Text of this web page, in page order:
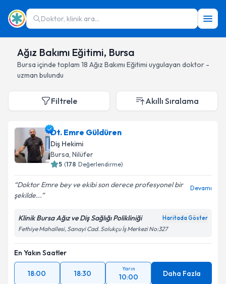
Doktor, klinik ara...
Ağız Bakımı Eğitimi, Bursa
Bursa içinde toplam 18 Ağız Bakımı Eğitimi uygulayan doktor -
uzman bulundu
Filtrele Akıllı Sıralama
Dt. Emre Güldüren
Diş Hekimi
Bursa, Nilüfer
5 (178 Değerlendirme)
Doktor Emre bey ve ekibi son derece profesyonel bir
şekilde...
Devamı
Klinik Bursa Ağız ve Diş Sağlığı Polikliniği Haritada Göster
Fethiye Mahallesi, Sanayi Cad. Solukçu İş Merkezi No:327
En Yakın Saatler
18:00 18:30
Yarın
10:00 Daha Fazla